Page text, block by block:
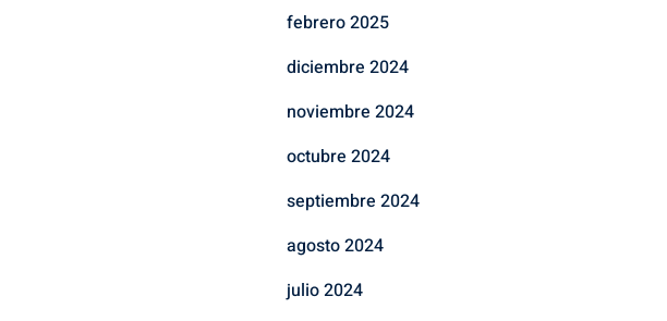
febrero 2025
diciembre 2024
noviembre 2024
octubre 2024
septiembre 2024
agosto 2024
julio 2024